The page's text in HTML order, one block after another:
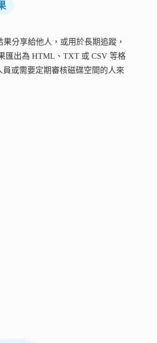
分享給他人，或用於長期追蹤，
匯出為 HTML、TXT 或 CSV 等格
或需要定期審核磁碟空間的人來